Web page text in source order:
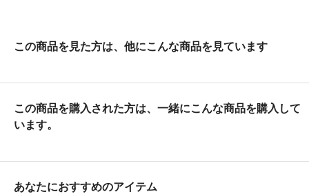
この商品を見た方は、他にこんな商品を見ています
この商品を購入された方は、一緒にこんな商品を購入して
います。
あなたにおすすめのアイテム